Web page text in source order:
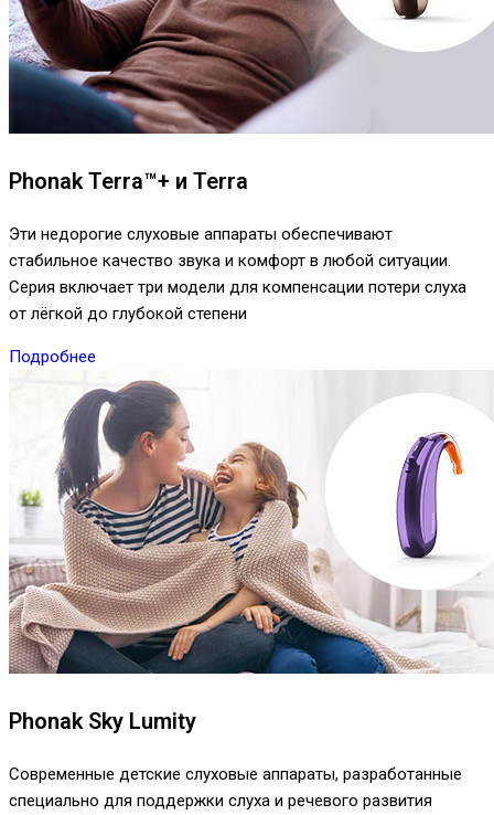
Phonak Terra™+ и Terra
Эти недорогие слуховые аппараты обеспечивают
стабильное качество звука и комфорт в любой ситуации.
Серия включает три модели для компенсации потери слуха
от лёгкой до глубокой степени
Подробнее
Phonak Sky Lumity
Современные детские слуховые аппараты, разработанные
специально для поддержки слуха и речевого развития